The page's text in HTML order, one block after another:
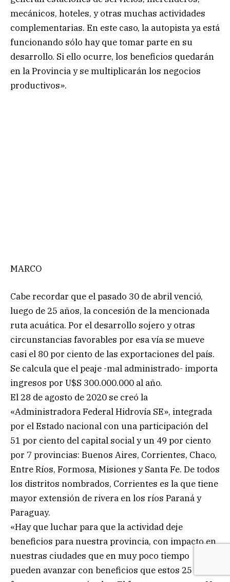
mecánicos, hoteles, y otras muchas actividades
complementarias. En este caso, la autopista ya está
funcionando sólo hay que tomar parte en su
desarrollo. Si ello ocurre, los beneficios quedarán
en la Provincia y se multiplicarán los negocios
productivos».
MARCO
Cabe recordar que el pasado 30 de abril venció,
luego de 25 años, la concesión de la mencionada
ruta acuática. Por el desarrollo sojero y otras
circunstancias favorables por esa vía se mueve
casi el 80 por ciento de las exportaciones del país.
Se calcula que el peaje -mal administrado- importa
ingresos por U$S 300.000.000 al año.
El 28 de agosto de 2020 se creó la
«Administradora Federal Hidrovía SE», integrada
por el Estado nacional con una participación del
51 por ciento del capital social y un 49 por ciento
por 7 provincias: Buenos Aires, Corrientes, Chaco,
Entre Ríos, Formosa, Misiones y Santa Fe. De todos
los distritos nombrados, Corrientes es la que tiene
mayor extensión de rivera en los ríos Paraná y
Paraguay.
«Hay que luchar para que la actividad deje
beneficios para nuestra provincia, con impacto en
nuestras ciudades que en muy poco tiempo
pueden avanzar con beneficios que estos 25 años